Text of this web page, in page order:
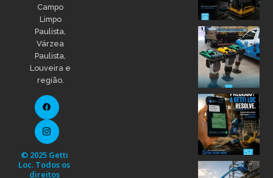
Campo
Limpo
Paulista,
Várzea
Paulista,
Louveira e
região.
© 2025 Getti
Loc. Todos os
direitos